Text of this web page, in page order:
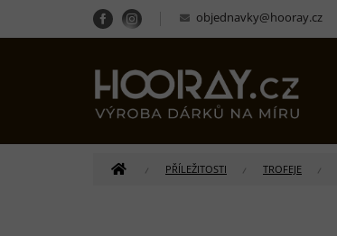
obsah
objednavky@hooray.cz
DOMŮ PŘÍLEŽITOSTI TROFEJE